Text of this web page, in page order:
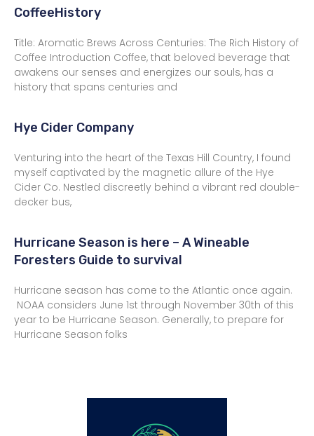
CoffeeHistory
Title: Aromatic Brews Across Centuries: The Rich History of
Coffee Introduction Coffee, that beloved beverage that
awakens our senses and energizes our souls, has a
history that spans centuries and
Hye Cider Company
Venturing into the heart of the Texas Hill Country, I found
myself captivated by the magnetic allure of the Hye
Cider Co. Nestled discreetly behind a vibrant red double-
decker bus,
Hurricane Season is here – A Wineable
Foresters Guide to survival
Hurricane season has come to the Atlantic once again.
NOAA considers June 1st through November 30th of this
year to be Hurricane Season. Generally, to prepare for
Hurricane Season folks